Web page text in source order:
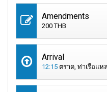
Amendments
200 THB
Arrival
12:15 ตราด, ท่าเรือแห